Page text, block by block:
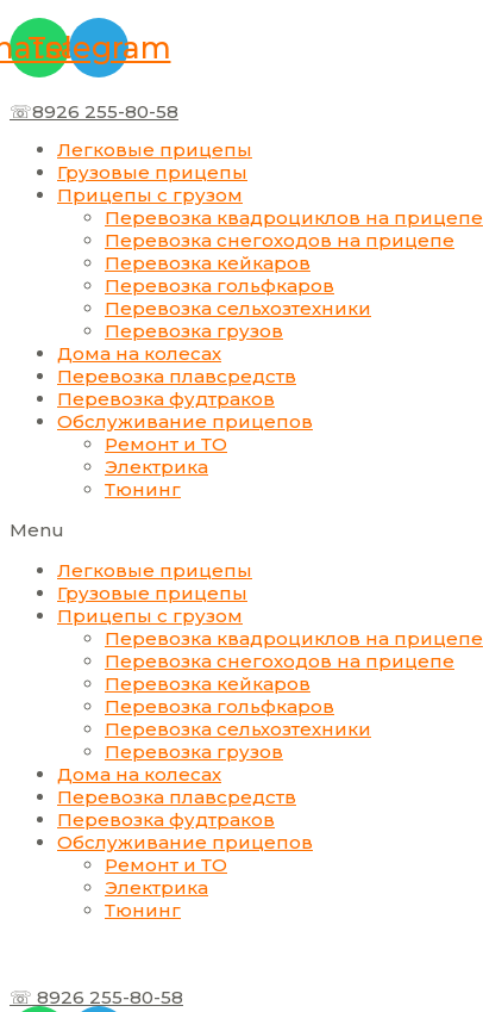
к
содержимому
Telegram
☏8926 255-80-58
Легковые прицепы
Грузовые прицепы
Прицепы с грузом
Перевозка квадроциклов на прицепе
Перевозка снегоходов на прицепе
Перевозка кейкаров
Перевозка гольфкаров
Перевозка сельхозтехники
Перевозка грузов
Дома на колесах
Перевозка плавсредств
Перевозка фудтраков
Обслуживание прицепов
Ремонт и ТО
Электрика
Тюнинг
Menu
Легковые прицепы
Грузовые прицепы
Прицепы с грузом
Перевозка квадроциклов на прицепе
Перевозка снегоходов на прицепе
Перевозка кейкаров
Перевозка гольфкаров
Перевозка сельхозтехники
Перевозка грузов
Дома на колесах
Перевозка плавсредств
Перевозка фудтраков
Обслуживание прицепов
Ремонт и ТО
Электрика
Тюнинг
☏ 8926 255-80-58
вверх